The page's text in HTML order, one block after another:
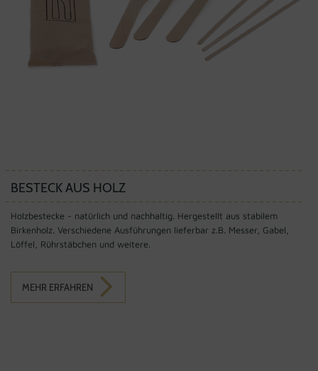
BESTECK AUS HOLZ
Holzbestecke - natürlich und nachhaltig. Hergestellt aus stabilem
Birkenholz. Verschiedene Ausführungen lieferbar z.B. Messer, Gabel,
Löffel, Rührstäbchen und weitere.
MEHR ERFAHREN